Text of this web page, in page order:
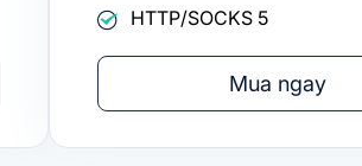
HTTP/SOCKS 5
Mua ngay